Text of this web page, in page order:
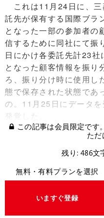
これは11月24日に、三
託先が保有する国際ブラ
となった一部の参加者の
信するために同社にて振
日にかけ各委託先計23
となった顧客情報を振り
ろ、振り分け時に使用し
態で保存された状態であ
の。11月25日にデータ
発覚した。
この記事は会員限定です
ただ
残り: 486文
無料・有料プランを選択
いますぐ登録